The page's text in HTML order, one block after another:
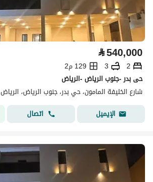
⃁540,000
2
3
129 م2
حى بدر -جنوب الرياض -الرياض
شارع الخليفة المامون، حي بدر، جنوب الرياض، الرياض
الإيميل
اتصال